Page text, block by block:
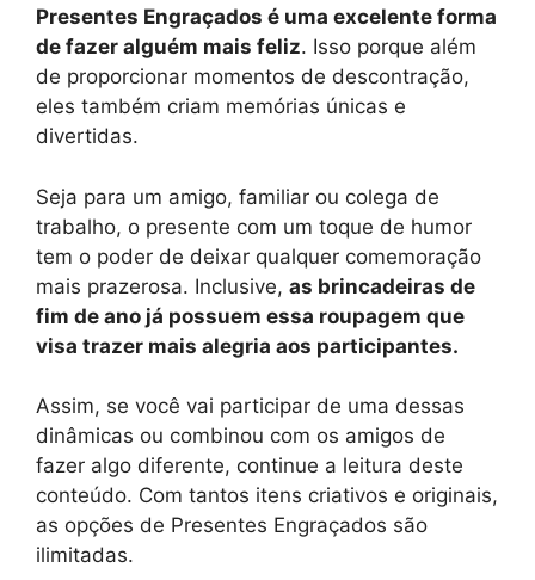
Presentes Engraçados é uma excelente forma
de fazer alguém mais feliz. Isso porque além
de proporcionar momentos de descontração,
eles também criam memórias únicas e
divertidas.
Seja para um amigo, familiar ou colega de
trabalho, o presente com um toque de humor
tem o poder de deixar qualquer comemoração
mais prazerosa. Inclusive, as brincadeiras de
fim de ano já possuem essa roupagem que
visa trazer mais alegria aos participantes.
Assim, se você vai participar de uma dessas
dinâmicas ou combinou com os amigos de
fazer algo diferente, continue a leitura deste
conteúdo. Com tantos itens criativos e originais,
as opções de Presentes Engraçados são
ilimitadas.